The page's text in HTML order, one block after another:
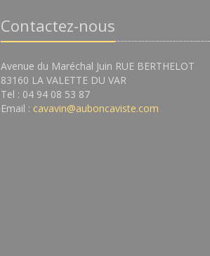
Contactez-nous
Avenue du Maréchal Juin RUE BERTHELOT
83160 LA VALETTE DU VAR
Tel : 04 94 08 53 87
Email : cavavin@auboncaviste.com